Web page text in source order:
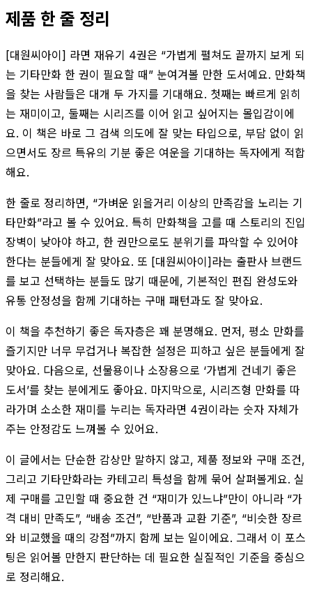
제품 한 줄 정리
[대원씨아이] 라면 재유기 4권은 “가볍게 펼쳐도 끝까지 보게 되
는 기타만화 한 권이 필요할 때” 눈여겨볼 만한 도서예요. 만화책
을 찾는 사람들은 대개 두 가지를 기대해요. 첫째는 빠르게 읽히
는 재미이고, 둘째는 시리즈를 이어 읽고 싶어지는 몰입감이에
요. 이 책은 바로 그 검색 의도에 잘 맞는 타입으로, 부담 없이 읽
으면서도 장르 특유의 기분 좋은 여운을 기대하는 독자에게 적합
해요.
한 줄로 정리하면, “가벼운 읽을거리 이상의 만족감을 노리는 기
타만화”라고 볼 수 있어요. 특히 만화책을 고를 때 스토리의 진입
장벽이 낮아야 하고, 한 권만으로도 분위기를 파악할 수 있어야
한다는 분들에게 잘 맞아요. 또 [대원씨아이]라는 출판사 브랜드
를 보고 선택하는 분들도 많기 때문에, 기본적인 편집 완성도와
유통 안정성을 함께 기대하는 구매 패턴과도 잘 맞아요.
이 책을 추천하기 좋은 독자층은 꽤 분명해요. 먼저, 평소 만화를
즐기지만 너무 무겁거나 복잡한 설정은 피하고 싶은 분들에게 잘
맞아요. 다음으로, 선물용이나 소장용으로 ‘가볍게 건네기 좋은
도서’를 찾는 분에게도 좋아요. 마지막으로, 시리즈형 만화를 따
라가며 소소한 재미를 누리는 독자라면 4권이라는 숫자 자체가
주는 안정감도 느껴볼 수 있어요.
이 글에서는 단순한 감상만 말하지 않고, 제품 정보와 구매 조건,
그리고 기타만화라는 카테고리 특성을 함께 묶어 살펴볼게요. 실
제 구매를 고민할 때 중요한 건 “재미가 있느냐”만이 아니라 “가
격 대비 만족도”, “배송 조건”, “반품과 교환 기준”, “비슷한 장르
와 비교했을 때의 강점”까지 함께 보는 일이에요. 그래서 이 포스
팅은 읽어볼 만한지 판단하는 데 필요한 실질적인 기준을 중심으
로 정리해요.